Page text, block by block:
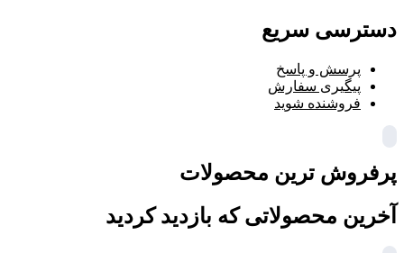
دسترسی سریع
پرسش و پاسخ
پیگیری سفارش
فروشنده شوید
پرفروش ترین محصولات
آخرین محصولاتی که بازدید کردید